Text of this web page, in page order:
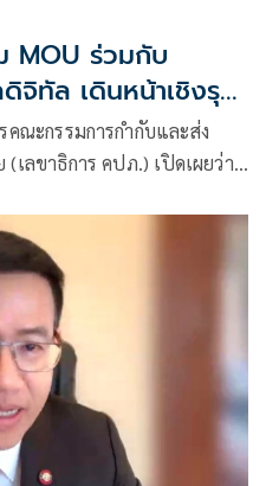
MOU ร่วมกับ
จิทัล เดินหน้าเชิงรุก
ย์แลกเปลี่ยนข้อมูล
บครบวงจร เพื่อเพิ่ม
ณะกรรมการกำกับและส่ง
เลขาธิการ คปภ.) เปิดเผยว่า